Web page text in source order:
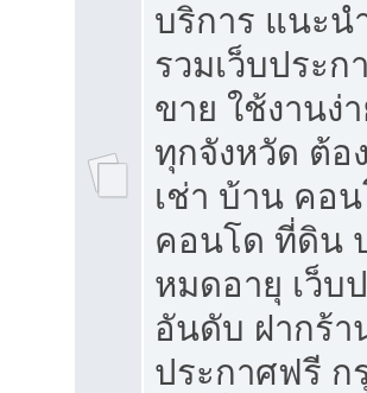
บริการ แนะน
รวมเว็บประก
ขาย ใช้งานง่
ทุกจังหวัด ต้อ
เช่า บ้าน คอ
คอนโด ที่ดิน
หมดอายุ เว็บ
อันดับ ฝากร้า
ประกาศฟรี ก